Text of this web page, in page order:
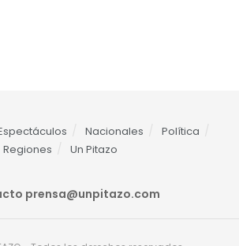
Nacionales
Política
Regiones
Un Pitazo
prensa@unpitazo.com